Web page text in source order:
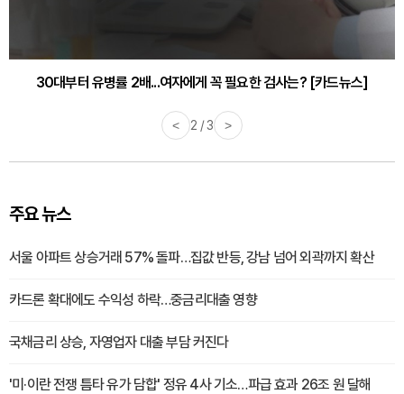
감기·독감 예방하고 면역력 높이는 4가지 영양제 [카드뉴스]
< 3 / 3 >
주요 뉴스
서울 아파트 상승거래 57% 돌파…집값 반등, 강남 넘어 외곽까지 확산
카드론 확대에도 수익성 하락…중금리대출 영향
국채금리 상승, 자영업자 대출 부담 커진다
'미·이란 전쟁 틈타 유가 담합' 정유 4사 기소…파급 효과 26조 원 달해